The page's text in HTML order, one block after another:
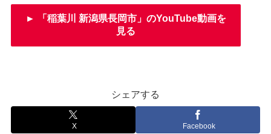
► 「稲葉川 新潟県長岡市」のYouTube動画を
見る
シェアする
X Facebook